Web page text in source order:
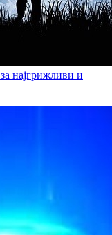
најгрижливи и